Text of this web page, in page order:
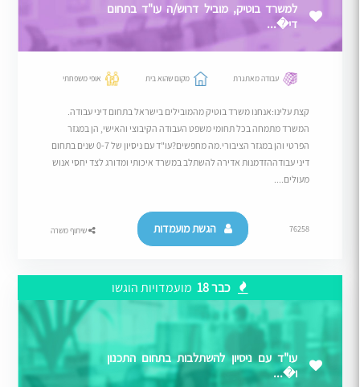
למשרד בוטיק, מוביל דרוש/ה עו"ד בתחום
די�...
עבודה מאתגרת מקום שהוא בית אופי משפחתי
קצת עלינו:אנחנו משרד בוטיק מהמובילים בישראל בתחום דיני עבודה.
המשרד מתמחה בכל תחומי משפט העבודה הקיבוצי והאישי, הן במגזר
הפרטי והן במגזר הציבורי.מה מחפשים?עו"ד עם ניסיון של 0-7 שנים בתחום
דיני עבודההזדמנות אדירה להשתלב במשרד איכותי ומדורג לצד יחסי אנוש
מעולים....
76258 הגשת מועמדות שיתוף משרה
כבר 18 מועמדויות הוגשו
עו"ד עם ניסיון להשתלבות בתחום התכנון
ו�...